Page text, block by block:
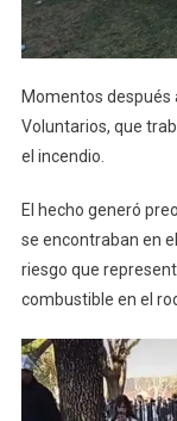
Momentos después
Voluntarios, que
el incendio.
El hecho generó
se encontraban en
riesgo que
combustible en el